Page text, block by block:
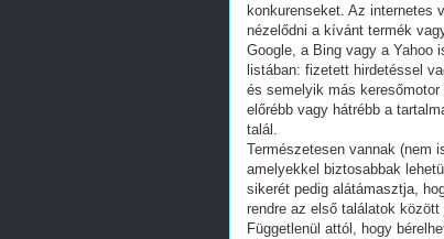
konkurenseket. Az internetes
nézelődni a kívánt termék
Google, a Bing vagy a Yahoo
listában: fizetett hirdetéssel
és semelyik más
előrébb vagy hátrébb a
talál.
Természetesen vannak (nem
amelyekkel biztosabbak
sikerét pedig alátámasztja,
rendre az első találatok között
Függetlenül attól, hogy